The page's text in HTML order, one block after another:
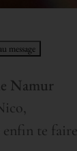
Namur
enfin te